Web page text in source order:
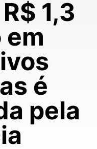
1,3
em
é
pela